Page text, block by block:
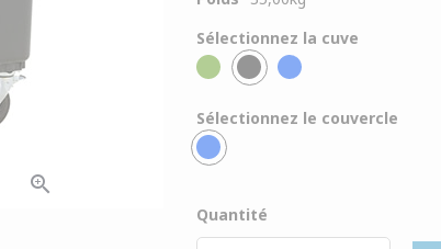
zoom_in
Sélectionnez la cuve
Sélectionnez le couvercle
Quantité